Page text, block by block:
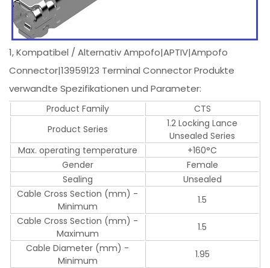
1, Kompatibel / Alternativ Ampofo|APTIV|Ampofo
Connector|13959123 Terminal Connector Produkte
verwandte Spezifikationen und Parameter:
Product Family
CTS
Product Series
1.2 Locking Lance
Unsealed Series
Max. operating temperature
+160°C
Gender
Female
Sealing
Unsealed
Cable Cross Section (mm) -
Minimum
1.5
Cable Cross Section (mm) -
Maximum
1.5
Cable Diameter (mm) -
Minimum
1.95